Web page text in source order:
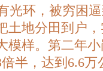
环，被穷困
土地分田到户
模样。第二年
半，达到6.6万